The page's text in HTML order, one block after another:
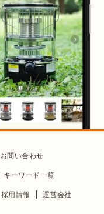
お問い合わせ
キーワード一覧
採用情報 運営会社